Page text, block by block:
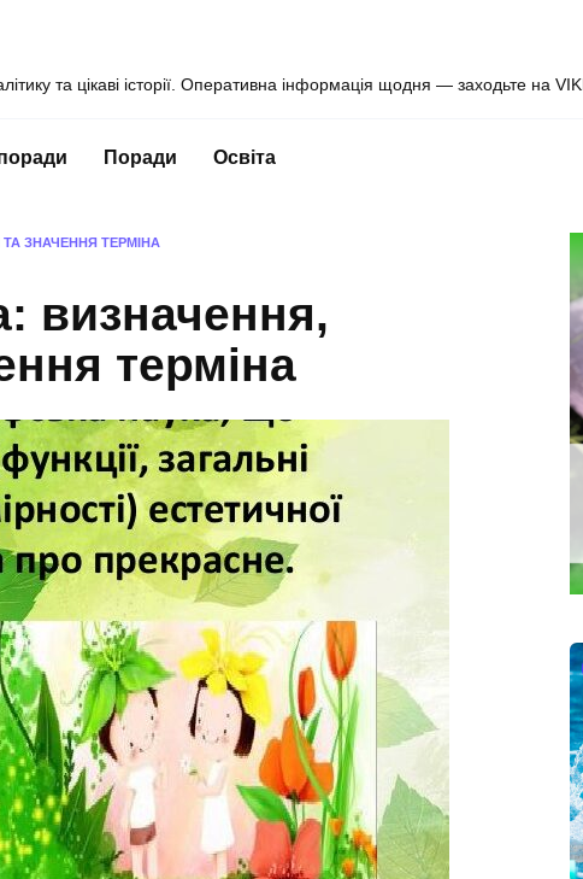
та цікаві історії. Оперативна інформація щодня — заходьте на
Поради Освіта
ЗНАЧЕННЯ ТЕРМІНА
визначення,
терміна